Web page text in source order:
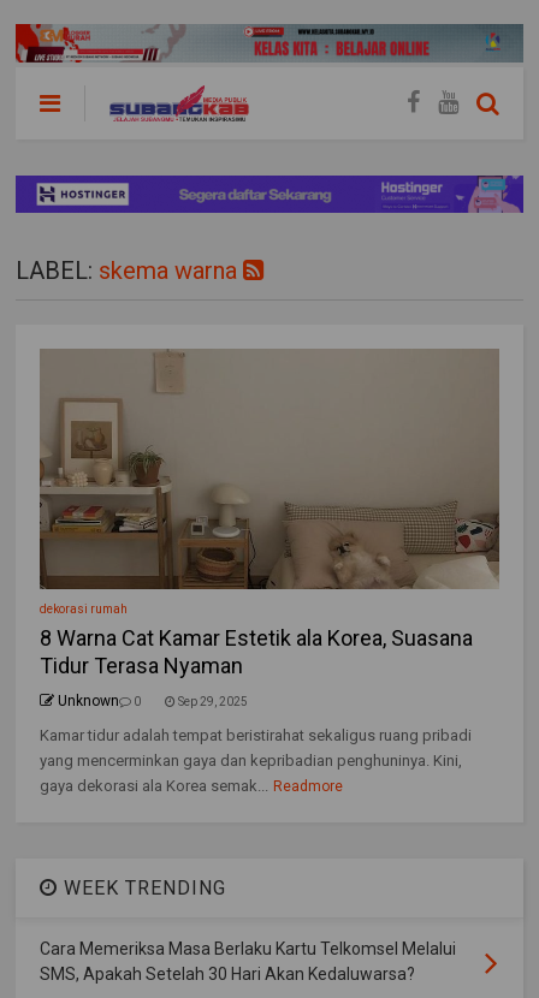
LABEL: skema warna
dekorasi rumah
8 Warna Cat Kamar Estetik ala Korea, Suasana
Tidur Terasa Nyaman
Unknown 0 Sep 29, 2025
Kamar tidur adalah tempat beristirahat sekaligus ruang pribadi
yang mencerminkan gaya dan kepribadian penghuninya. Kini,
gaya dekorasi ala Korea semak... Readmore
WEEK TRENDING
Cara Memeriksa Masa Berlaku Kartu Telkomsel Melalui
SMS, Apakah Setelah 30 Hari Akan Kedaluwarsa?